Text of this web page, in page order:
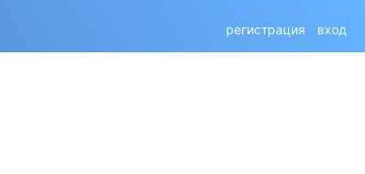
регистрация вход